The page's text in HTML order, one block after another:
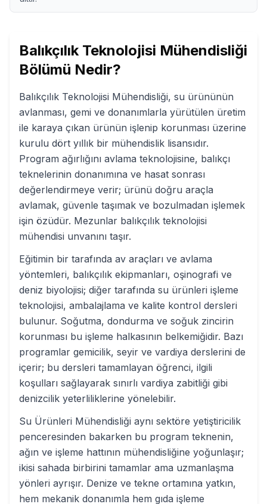
Balıkçılık Teknolojisi Mühendisliği
Bölümü Nedir?
Balıkçılık Teknolojisi Mühendisliği, su ürününün
avlanması, gemi ve donanımlarla yürütülen üretim
ile karaya çıkan ürünün işlenip korunması üzerine
kurulu dört yıllık bir mühendislik lisansıdır.
Program ağırlığını avlama teknolojisine, balıkçı
teknelerinin donanımına ve hasat sonrası
değerlendirmeye verir; ürünü doğru araçla
avlamak, güvenle taşımak ve bozulmadan işlemek
işin özüdür. Mezunlar balıkçılık teknolojisi
mühendisi unvanını taşır.
Eğitimin bir tarafında av araçları ve avlama
yöntemleri, balıkçılık ekipmanları, oşinografi ve
deniz biyolojisi; diğer tarafında su ürünleri işleme
teknolojisi, ambalajlama ve kalite kontrol dersleri
bulunur. Soğutma, dondurma ve soğuk zincirin
korunması bu işleme halkasının belkemiğidir. Bazı
programlar gemicilik, seyir ve vardiya derslerini de
içerir; bu dersleri tamamlayan öğrenci, ilgili
koşulları sağlayarak sınırlı vardiya zabitliği gibi
denizcilik yeterliliklerine yönelebilir.
Su Ürünleri Mühendisliği aynı sektöre yetiştiricilik
penceresinden bakarken bu program teknenin,
ağın ve işleme hattının mühendisliğine yoğunlaşır;
ikisi sahada birbirini tamamlar ama uzmanlaşma
yönleri ayrışır. Denize ve tekne ortamına yatkın,
hem mekanik donanımla hem gıda işleme